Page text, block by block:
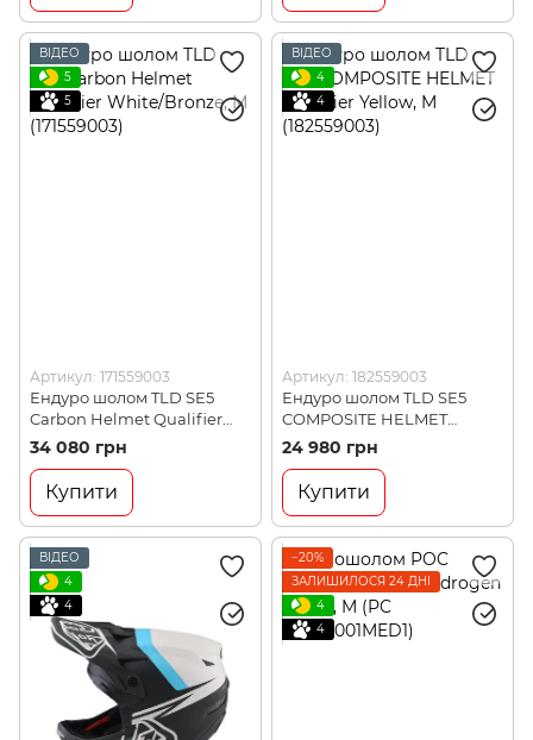
ВІДЕО
5
5
Артикул: 171559003
Ендуро шолом TLD SE5
Carbon Helmet Qualifier
White/Bronze, M (171559003)
34 080 грн
Купити
ВІДЕО
4
4
Артикул: 182559003
Ендуро шолом TLD SE5
COMPOSITE HELMET
Qualifier Yellow, M
(182559003)
24 980 грн
Купити
ВІДЕО
4
4
−20%
ЗАЛИШИЛОСЯ 24 ДНІ
4
4